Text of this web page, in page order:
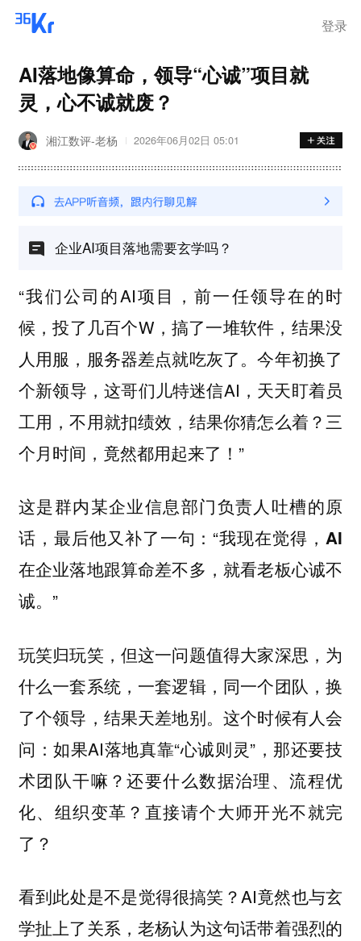
登录
AI落地像算命，领导“心诚”项目就
灵，心不诚就废？
湘江数评-老杨 2026年06月02日 05:01
企业AI项目落地需要玄学吗？
“我们公司的AI项目，前一任领导在的时
候，投了几百个W，搞了一堆软件，结果没
人用服，服务器差点就吃灰了。今年初换了
个新领导，这哥们儿特迷信AI，天天盯着员
工用，不用就扣绩效，结果你猜怎么着？三
个月时间，竟然都用起来了！”
这是群内某企业信息部门负责人吐槽的原
话，最后他又补了一句：“我现在觉得，AI
在企业落地跟算命差不多，就看老板心诚不
诚。 ”
玩笑归玩笑，但这一问题值得大家深思， 为
什么一套系统，一套逻辑，同一个团队，换
了个领导，结果天差地别。这个时候有人会
问：如果AI落地真靠“心诚则灵”，那还要技
术团队干嘛？还要什么数据治理、流程优
化、组织变革？直接请个大师开光不就完
了？
看到此处是不是觉得很搞笑？AI竟然也与玄
学扯上了关系，老杨认为这句话带着强烈的